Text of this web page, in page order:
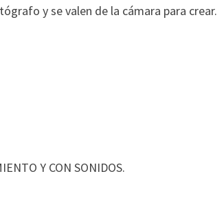
y se valen de la cámara para crear.
Y CON SONIDOS.